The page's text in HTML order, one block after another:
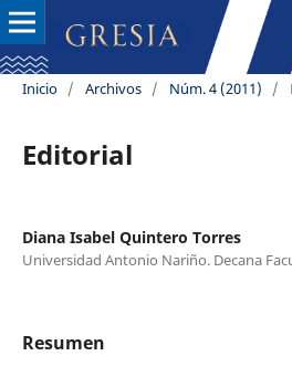
Inicio / Archivos / Núm. 4 (2011) /
Editorial
Diana Isabel Quintero Torres
Universidad Antonio Nariño. Decana
Resumen